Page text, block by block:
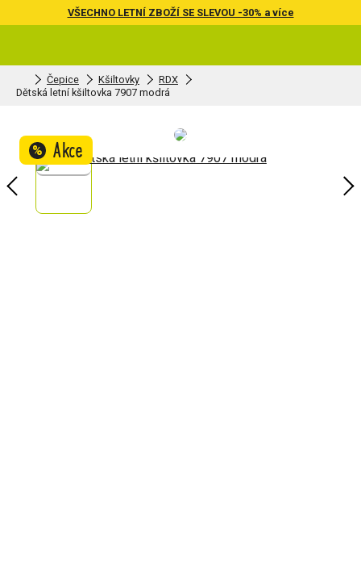
VŠECHNO LETNÍ ZBOŽÍ SE SLEVOU -30% a více
Čepice Kšiltovky
RDX
Dětská letní kšiltovka 7907 modrá
% Akce